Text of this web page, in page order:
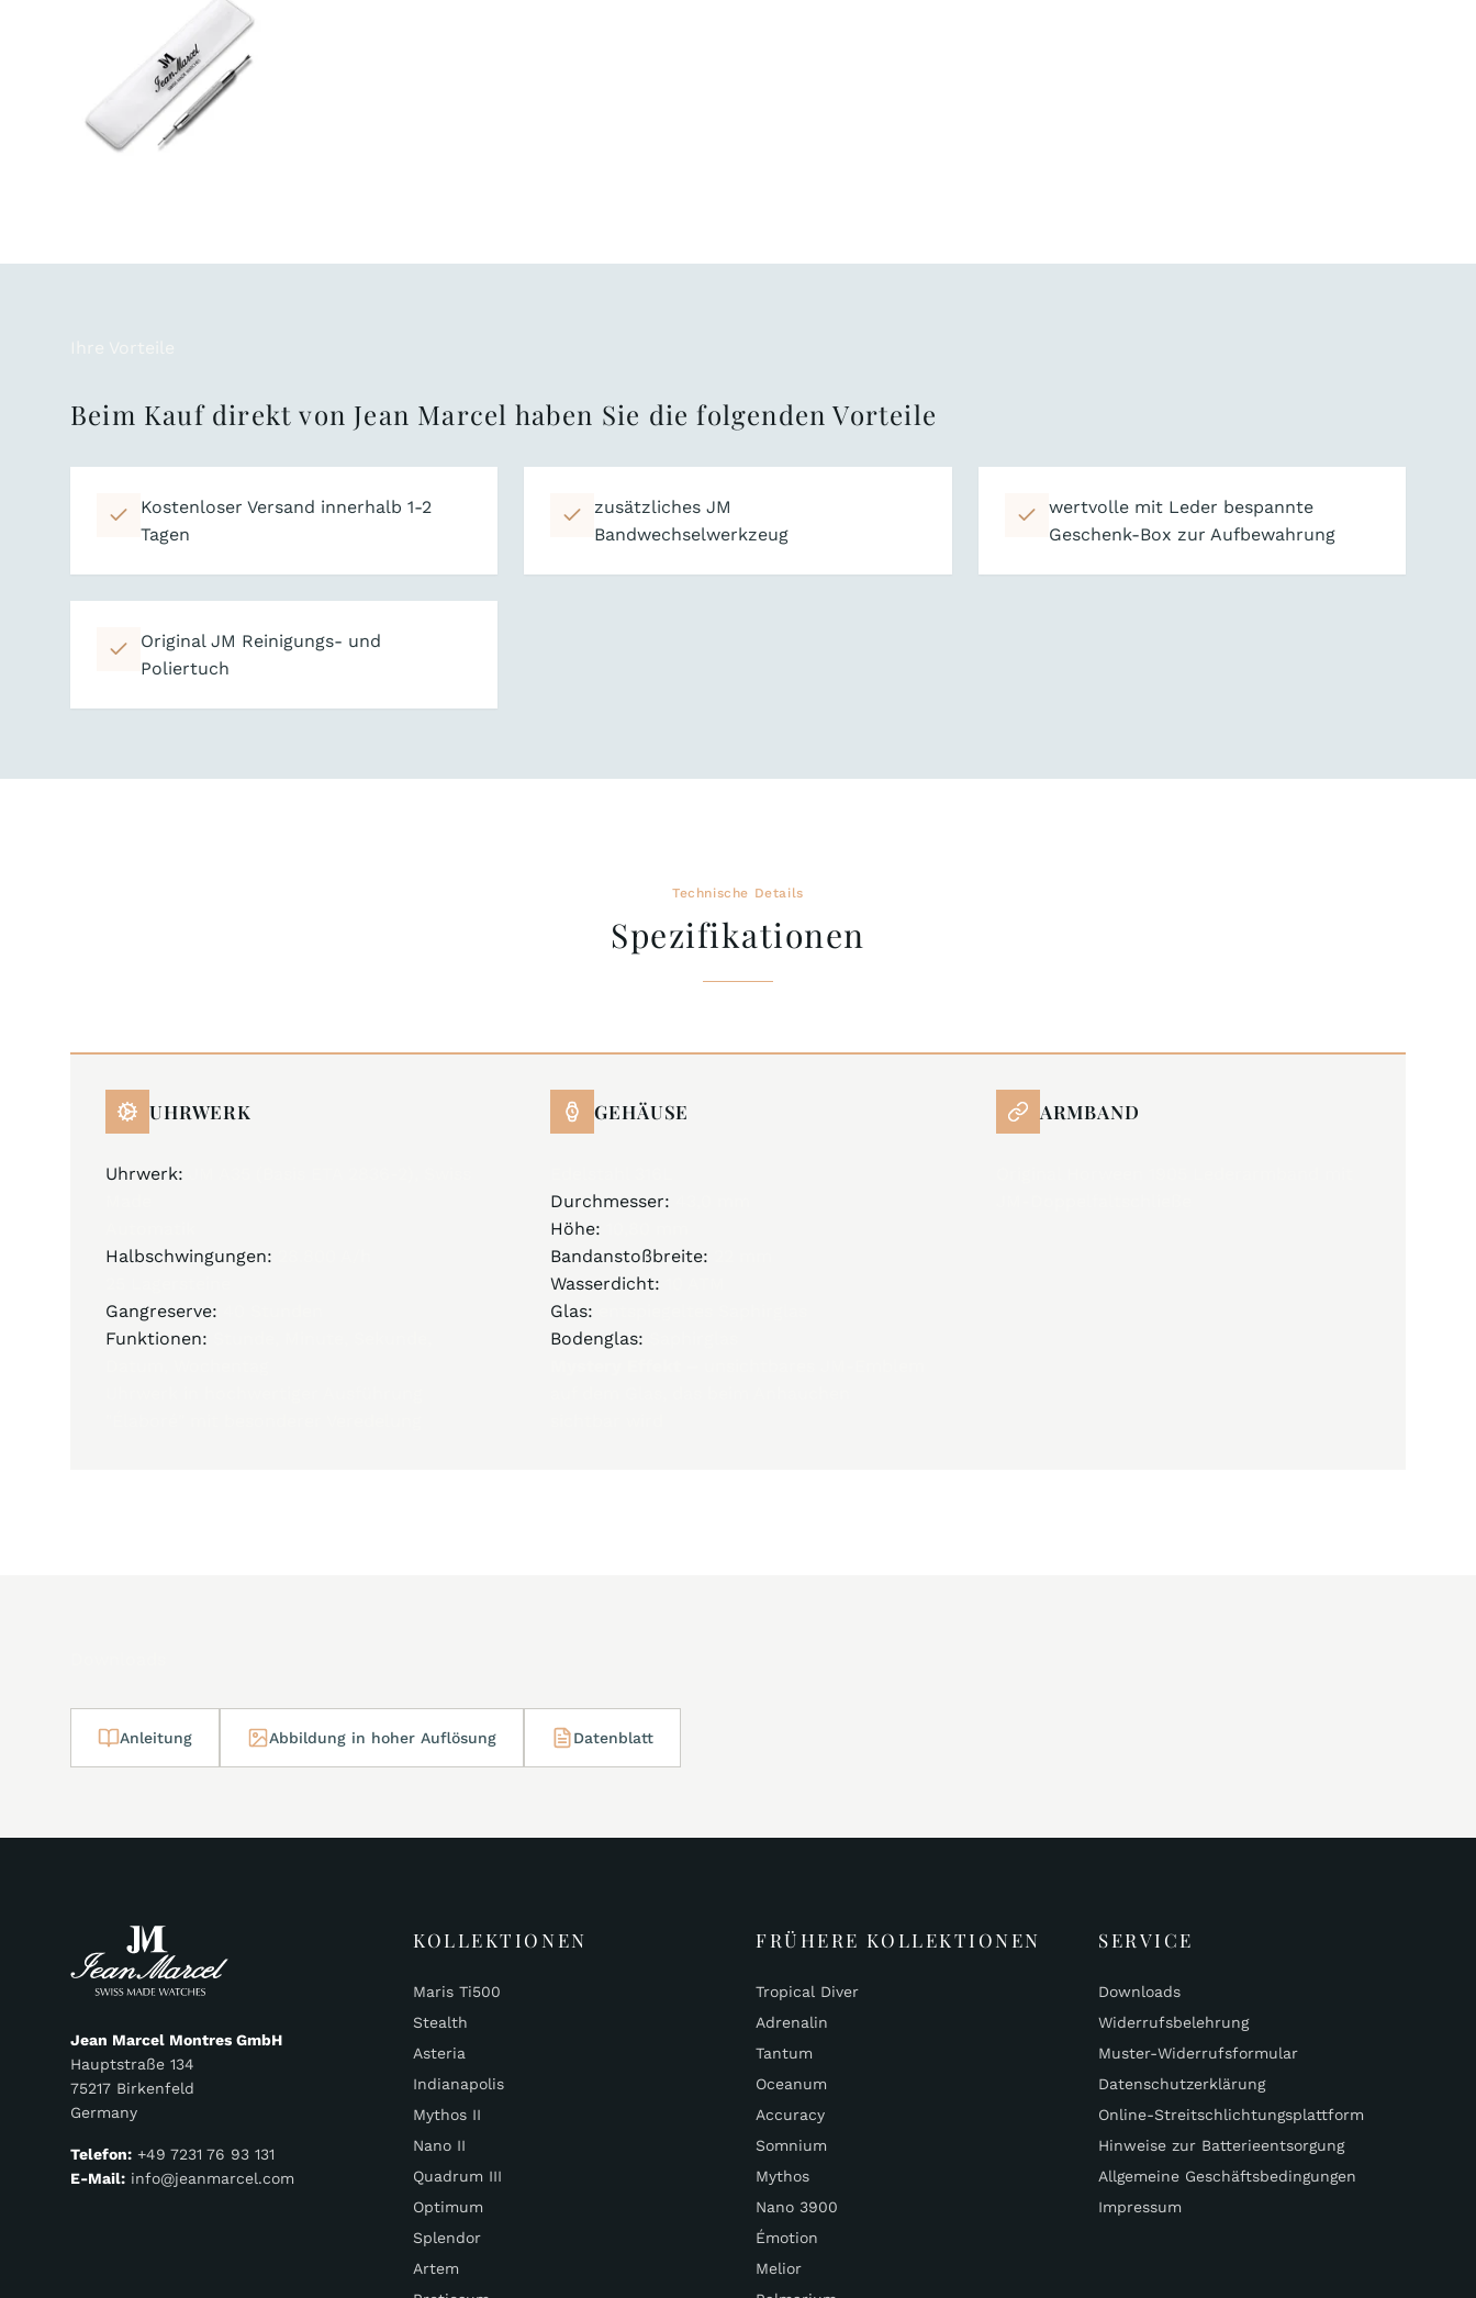
Beim Kauf direkt von Jean Marcel haben Sie die folgenden Vorteile
Kostenloser Versand innerhalb 1-2
Tagen
zusätzliches JM
Bandwechselwerkzeug
wertvolle mit Leder bespannte
Geschenk-Box zur Aufbewahrung
Original JM Reinigungs- und
Poliertuch
Technische Details
Spezifikationen
UHRWERK
Uhrwerk:
Halbschwingungen:
Gangreserve:
Funktionen:
GEHÄUSE
Durchmesser:
Höhe:
Bandanstoßbreite:
Wasserdicht:
Glas:
Bodenglas:
ARMBAND
Anleitung Abbildung in hoher Auflösung Datenblatt
Jean Marcel Montres GmbH
Hauptstraße 134
75217 Birkenfeld
Germany
Telefon: +49 7231 76 93 131
E-Mail: info@jeanmarcel.com
KOLLEKTIONEN
Maris Ti500
Stealth
Asteria
Indianapolis
Mythos II
Nano II
Quadrum III
Optimum
Splendor
Artem
FRÜHERE KOLLEKTIONEN
Tropical Diver
Adrenalin
Tantum
Oceanum
Accuracy
Somnium
Mythos
Nano 3900
Émotion
Melior
SERVICE
Downloads
Widerrufsbelehrung
Muster-Widerrufsformular
Datenschutzerklärung
Online-Streitschlichtungsplattform
Hinweise zur Batterieentsorgung
Allgemeine Geschäftsbedingungen
Impressum